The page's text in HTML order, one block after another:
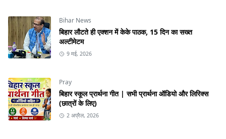
Bihar News
बिहार लौटते ही एक्शन में केके पाठक, 15 दिन का सख्त
अल्टीमेटम
9 मई, 2026
Pray
बिहार स्कूल प्रार्थना गीत | सभी प्रार्थना ऑडियो और लिरिक्स
(छात्रों के लिए)
2 अप्रैल, 2026